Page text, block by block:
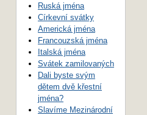
Ruská jména
Církevní svátky
Americká jména
Francouzská jména
Italská jména
Svátek zamilovaných
Dali byste svým
dětem dvě křestní
jména?
Slavíme Mezinárodní